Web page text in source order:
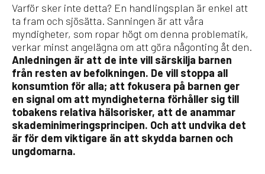
Varför sker inte detta? En handlingsplan är enkel att
ta fram och sjösätta. Sanningen är att våra
myndigheter, som ropar högt om denna problematik,
verkar minst angelägna om att göra någonting åt den.
Anledningen är att de inte vill särskilja barnen
från resten av befolkningen. De vill stoppa all
konsumtion för alla; att fokusera på barnen ger
en signal om att myndigheterna förhåller sig till
tobakens relativa hälsorisker, att de anammar
skademinimeringsprincipen. Och att undvika det
är för dem viktigare än att skydda barnen och
ungdomarna.